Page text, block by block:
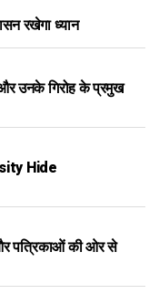
रखेगा ध्यान
उनके गिरोह के प्रमुख
Hide
पत्रिकाओं की ओर से